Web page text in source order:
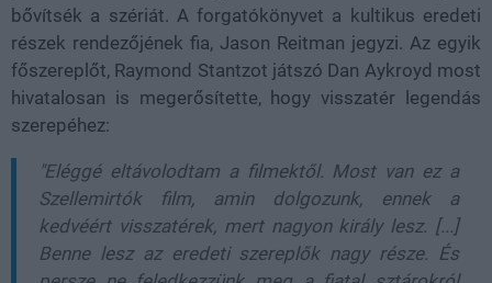
bővítsék a szériát. A forgatókönyvet a kultikus eredeti
részek rendezőjének fia, Jason Reitman jegyzi. Az egyik
főszereplőt, Raymond Stantzot játszó Dan Aykroyd most
hivatalosan is megerősítette, hogy visszatér legendás
szerepéhez:
"Eléggé eltávolodtam a filmektől. Most van ez a
Szellemirtók film, amin dolgozunk, ennek a
kedvéért visszatérek, mert nagyon király lesz. [...]
Benne lesz az eredeti szereplők nagy része. És